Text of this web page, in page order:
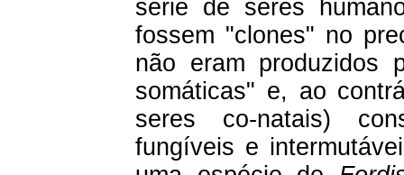
série de seres
fossem "clones" no
não eram produzidos
somáticas" e, ao
seres co-natais)
fungíveis e